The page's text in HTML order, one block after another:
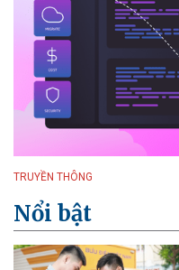
TRUYỀN THÔNG
Nổi bật